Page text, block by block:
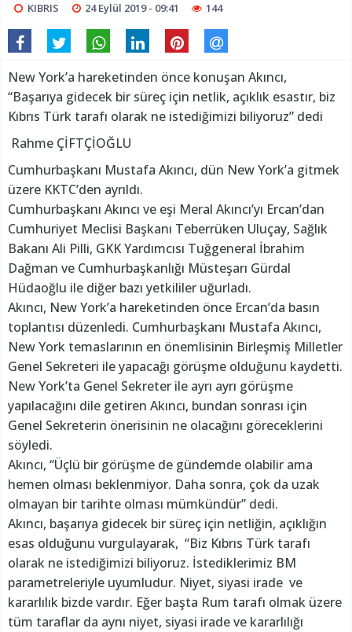
KIBRIS 24 Eylül 2019 - 09:41 144
New York’a hareketinden önce konuşan Akıncı,
“Başarıya gidecek bir süreç için netlik, açıklık esastır, biz
Kıbrıs Türk tarafı olarak ne istediğimizi biliyoruz” dedi
Rahme ÇİFTÇİOĞLU
Cumhurbaşkanı Mustafa Akıncı, dün New York’a gitmek
üzere KKTC’den ayrıldı.
Cumhurbaşkanı Akıncı ve eşi Meral Akıncı’yı Ercan’dan
Cumhuriyet Meclisi Başkanı Teberrüken Uluçay, Sağlık
Bakanı Ali Pilli, GKK Yardımcısı Tuğgeneral İbrahim
Dağman ve Cumhurbaşkanlığı Müsteşarı Gürdal
Hüdaoğlu ile diğer bazı yetkililer uğurladı.
Akıncı, New York’a hareketinden önce Ercan’da basın
toplantısı düzenledi. Cumhurbaşkanı Mustafa Akıncı,
New York temaslarının en önemlisinin Birleşmiş Milletler
Genel Sekreteri ile yapacağı görüşme olduğunu kaydetti.
New York’ta Genel Sekreter ile ayrı ayrı görüşme
yapılacağını dile getiren Akıncı, bundan sonrası için
Genel Sekreterin önerisinin ne olacağını göreceklerini
söyledi.
Akıncı, “Üçlü bir görüşme de gündemde olabilir ama
hemen olması beklenmiyor. Daha sonra, çok da uzak
olmayan bir tarihte olması mümkündür” dedi.
Akıncı, başarıya gidecek bir süreç için netliğin, açıklığın
esas olduğunu vurgulayarak, “Biz Kıbrıs Türk tarafı
olarak ne istediğimizi biliyoruz. İstediklerimiz BM
parametreleriyle uyumludur. Niyet, siyasi irade ve
kararlılık bizde vardır. Eğer başta Rum tarafı olmak üzere
tüm taraflar da aynı niyet, siyasi irade ve kararlılığı